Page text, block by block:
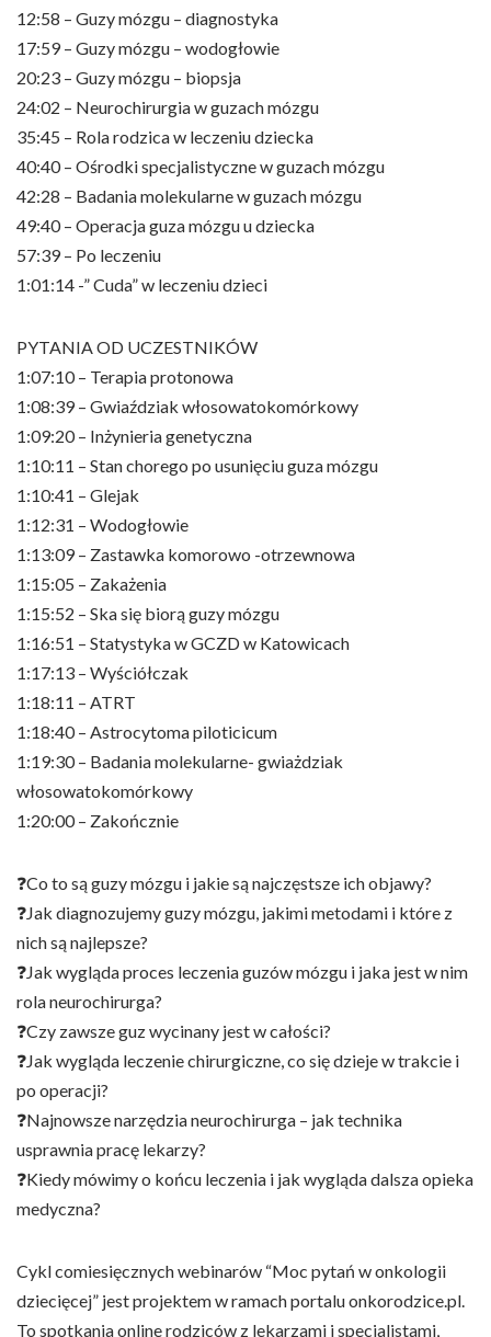
12:58 – Guzy mózgu – diagnostyka
17:59 – Guzy mózgu – wodogłowie
20:23 – Guzy mózgu – biopsja
24:02 – Neurochirurgia w guzach mózgu
35:45 – Rola rodzica w leczeniu dziecka
40:40 – Ośrodki specjalistyczne w guzach mózgu
42:28 – Badania molekularne w guzach mózgu
49:40 – Operacja guza mózgu u dziecka
57:39 – Po leczeniu
1:01:14 -” Cuda” w leczeniu dzieci
PYTANIA OD UCZESTNIKÓW
1:07:10 – Terapia protonowa
1:08:39 – Gwiaździak włosowatokomórkowy
1:09:20 – Inżynieria genetyczna
1:10:11 – Stan chorego po usunięciu guza mózgu
1:10:41 – Glejak
1:12:31 – Wodogłowie
1:13:09 – Zastawka komorowo -otrzewnowa
1:15:05 – Zakażenia
1:15:52 – Ska się biorą guzy mózgu
1:16:51 – Statystyka w GCZD w Katowicach
1:17:13 – Wyściółczak
1:18:11 – ATRT
1:18:40 – Astrocytoma piloticicum
1:19:30 – Badania molekularne- gwiażdziak
włosowatokomórkowy
1:20:00 – Zakończnie
❓Co to są guzy mózgu i jakie są najczęstsze ich objawy?
❓Jak diagnozujemy guzy mózgu, jakimi metodami i które z
nich są najlepsze?
❓Jak wygląda proces leczenia guzów mózgu i jaka jest w nim
rola neurochirurga?
❓Czy zawsze guz wycinany jest w całości?
❓Jak wygląda leczenie chirurgiczne, co się dzieje w trakcie i
po operacji?
❓Najnowsze narzędzia neurochirurga – jak technika
usprawnia pracę lekarzy?
❓Kiedy mówimy o końcu leczenia i jak wygląda dalsza opieka
medyczna?
Cykl comiesięcznych webinarów “Moc pytań w onkologii
dziecięcej” jest projektem w ramach portalu onkorodzice.pl.
To spotkania online rodziców z lekarzami i specjalistami,